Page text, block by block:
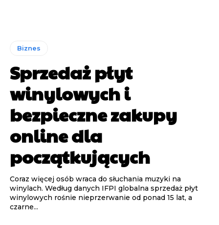
Biznes
Sprzedaż płyt
winylowych i
bezpieczne zakupy
online dla
początkujących
Coraz więcej osób wraca do słuchania muzyki na
winylach. Według danych IFPI globalna sprzedaż płyt
winylowych rośnie nieprzerwanie od ponad 15 lat, a
czarne...